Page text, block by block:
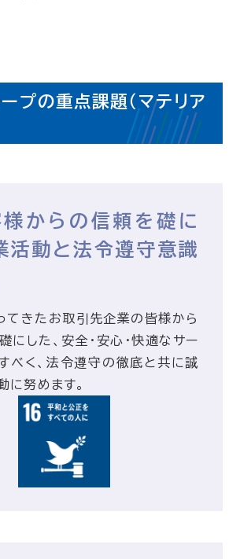
プの重点課題（マテリア
様からの信頼を礎に
活動と法令遵守意識
てきたお取引先企業の皆様から
にした、安全・安心・快適なサー
べく、法令遵守の徹底と共に誠
に努めます。